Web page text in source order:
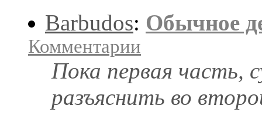
Barbudos: Обычное
Комментарии
Пока первая часть,
разъяснить во